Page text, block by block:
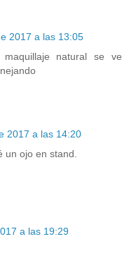
2017 a las 13:05
natural se ve
2017 a las 14:20
un ojo en stand.
a las 19:29